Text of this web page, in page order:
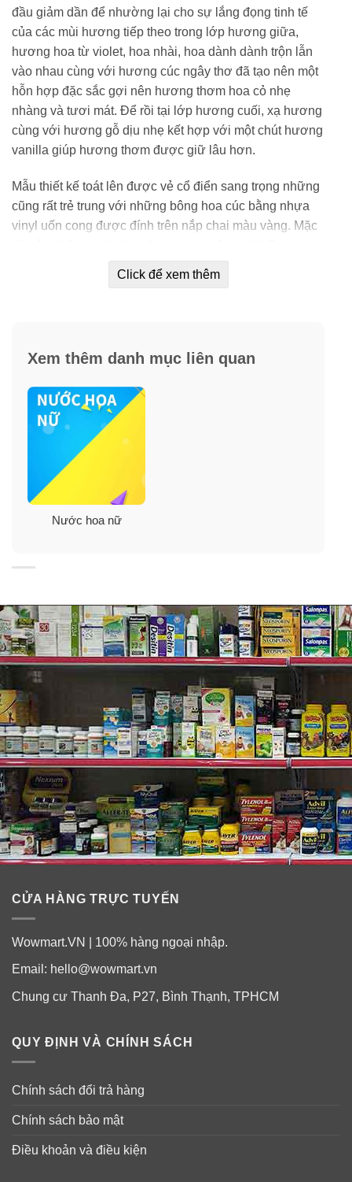
đầu giảm dần để nhường lại cho sự lắng đọng tinh tế
của các mùi hương tiếp theo trong lớp hương giữa,
hương hoa từ violet, hoa nhài, hoa dành dành trộn lẫn
vào nhau cùng với hương cúc ngây thơ đã tạo nên một
hỗn hợp đặc sắc gợi nên hương thơm hoa cỏ nhẹ
nhàng và tươi mát. Để rồi tại lớp hương cuối, xạ hương
cùng với hương gỗ dịu nhẹ kết hợp với một chút hương
vanilla giúp hương thơm được giữ lâu hơn.
Mẫu thiết kế toát lên được vẻ cổ điển sang trọng những
cũng rất trẻ trung với những bông hoa cúc bằng nhựa
vinyl uốn cong được đính trên nắp chai màu vàng. Mặc
nhưng toàn bộ hương hoa có vẻ mang âm hưởng của
hoa Violet nhiều hơn.
Click để xem thêm
Xem thêm danh mục liên quan
Nước hoa nữ
CỬA HÀNG TRỰC TUYẾN
Wowmart.VN | 100% hàng ngoại nhập.
Email: hello@wowmart.vn
Chung cư Thanh Đa, P27, Bình Thạnh, TPHCM
QUY ĐỊNH VÀ CHÍNH SÁCH
Chính sách đổi trả hàng
Chính sách bảo mật
Điều khoản và điều kiện